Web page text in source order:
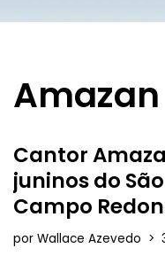
Amazan
Cantor
juninos do
Campo
por Wallace Azevedo